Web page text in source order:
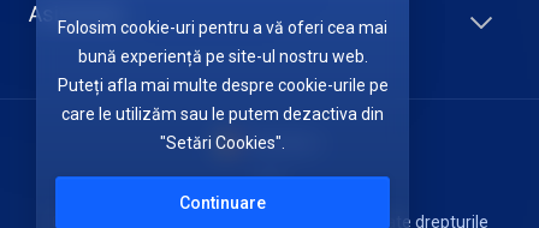
Asistență
Copyright © 2026 ITDATA TELECOM SRL. Toate drepturile
Română
Folosim cookie-uri pentru a vă oferi cea mai
bună experiență pe site-ul nostru web.
Puteți afla mai multe despre cookie-urile pe
care le utilizăm sau le putem dezactiva din
"Setări Cookies".
Continuare